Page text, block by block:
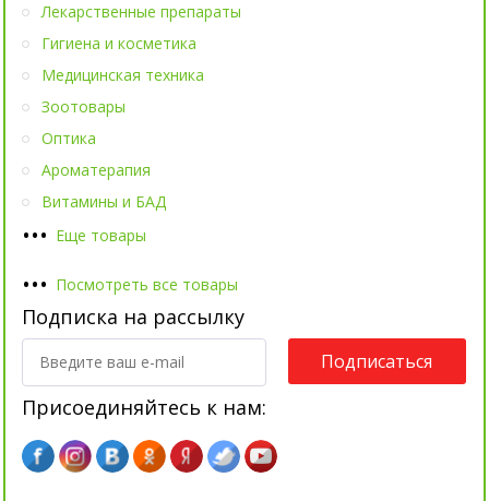
••• Еще товары
Лекарственные препараты
Гигиена и косметика
Медицинская техника
Зоотовары
Оптика
Ароматерапия
Витамины и БАД
••• Посмотреть все товары
Подписка на рассылку
Подписаться
Присоединяйтесь к нам: